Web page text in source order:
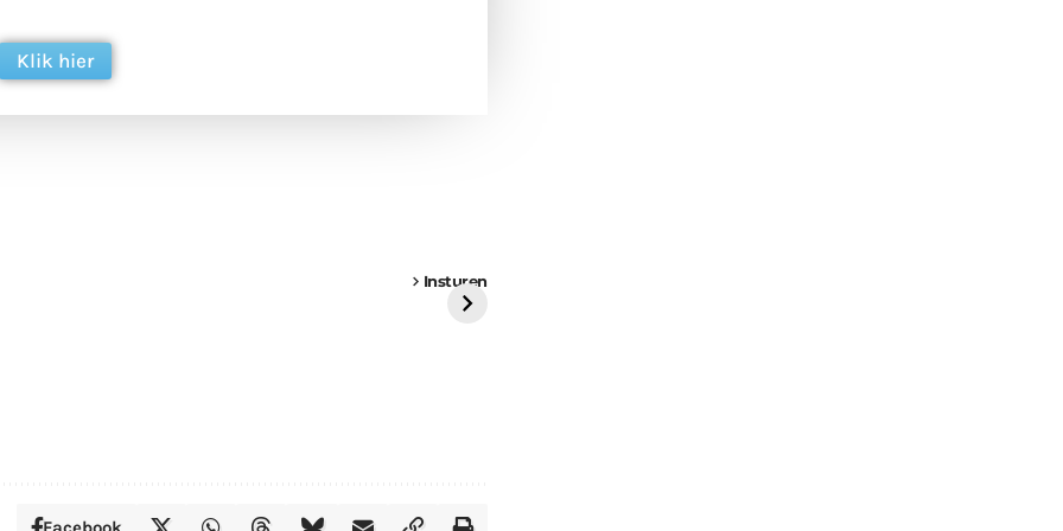
Klik hier
Insturen